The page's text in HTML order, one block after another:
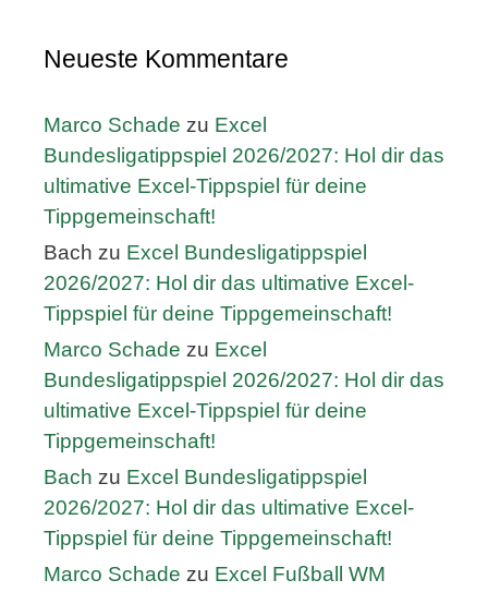
Neueste Kommentare
Marco Schade zu Excel
Bundesligatippspiel 2026/2027: Hol dir das
ultimative Excel-Tippspiel für deine
Tippgemeinschaft!
Bach zu Excel Bundesligatippspiel
2026/2027: Hol dir das ultimative Excel-
Tippspiel für deine Tippgemeinschaft!
Marco Schade zu Excel
Bundesligatippspiel 2026/2027: Hol dir das
ultimative Excel-Tippspiel für deine
Tippgemeinschaft!
Bach zu Excel Bundesligatippspiel
2026/2027: Hol dir das ultimative Excel-
Tippspiel für deine Tippgemeinschaft!
Marco Schade zu Excel Fußball WM